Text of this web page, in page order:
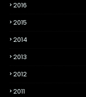
2016
2015
2014
2013
2012
2011